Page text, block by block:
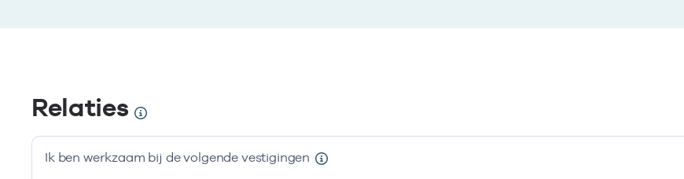
Relaties
Ik ben werkzaam bij de volgende vestigingen